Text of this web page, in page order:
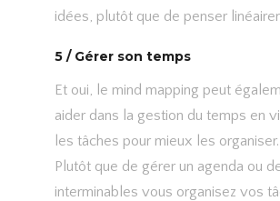
idées, plutôt que de penser
5 / Gérer son temps
Et oui, le mind mapping peut
aider dans la gestion du temps en
les tâches pour mieux les organiser.
Plutôt que de gérer un agenda ou
interminables vous organisez vos